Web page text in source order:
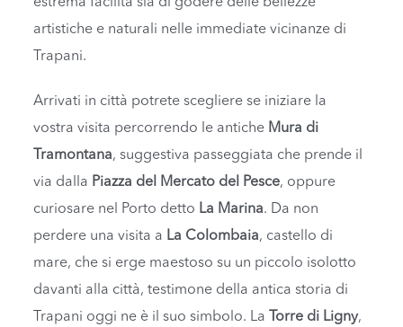
artistiche e naturali nelle immediate vicinanze di
Trapani.
Arrivati in città potrete scegliere se iniziare la
vostra visita percorrendo le antiche Mura di
Tramontana, suggestiva passeggiata che prende il
via dalla Piazza del Mercato del Pesce, oppure
curiosare nel Porto detto La Marina. Da non
perdere una visita a La Colombaia, castello di
mare, che si erge maestoso su un piccolo isolotto
davanti alla città, testimone della antica storia di
Trapani oggi ne è il suo simbolo. La
Torre di Ligny,